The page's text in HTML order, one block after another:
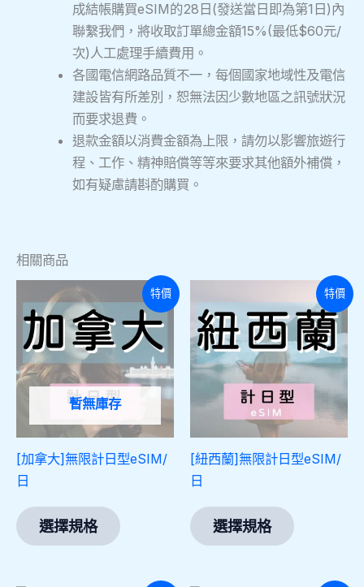
成結帳購買eSIM的28日(發送當日即為第1日)內
聯繫我們，將收取訂單總金額15%(最低$60元/
次)人工處理手續費用。
各國電信網路品質不一，每個國家地域性及電信
建設皆有所差別，恕無法因少數地區之訊號狀況
而要求退費。
退款金額以消費金額為上限，請勿以影響旅遊行
程、工作、精神賠償等等來要求其他額外補償，
如有疑慮請斟酌購買。
相關商品
特價
暫無庫存
[加拿大]無限計日型eSIM/
日
選擇規格
有
多
種
款
可
品
特價
[紐西蘭]無限計日型eSIM/
日
選擇規格
產
品
有
多
種
款
可
品